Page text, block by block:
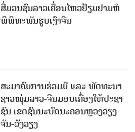
ສື່ມວນຊົນລາວເຄື່ອນໄຫວຢ້ຽມຢາມຫໍ
ພິພິທະພັນຮູບເງົາຈີນ
ສະມາຄົມການຮ່ວມມື ແລະ ພັດທະນາ
ຊາວໜຸ່ມລາວ-ຈີນມອບ​ເຄື່ອງ​ໃຫ້​ປະ​ຊາ​
ຊົນ ​ເຂດ​ຊົນ​ນະ​ບົດນະ​ຄອນຫຼວງວຽງ​
ຈັນ-ວັງ​ວຽງ